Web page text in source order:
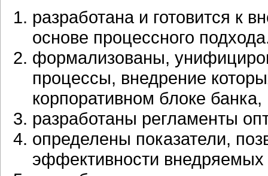
разработана и готовится к
основе процессного
формализованы,
процессы, внедрение
корпоративном блоке банка,
разработаны регламенты
определены показатели,
эффективности внедряемых